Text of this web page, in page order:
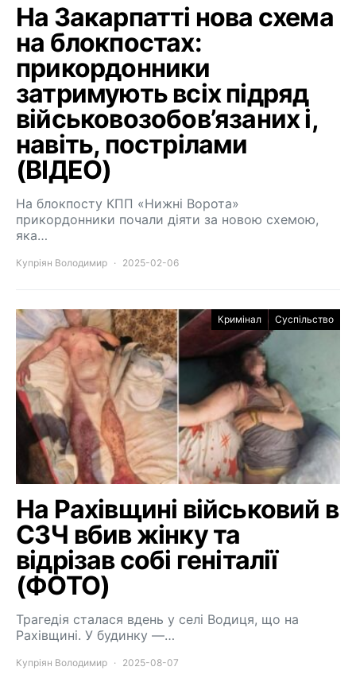
На Закарпатті нова схема
на блокпостах:
прикордонники
затримують всіх підряд
військовозобов’язаних і,
навіть, пострілами
(ВІДЕО)
На блокпосту КПП «Нижні Ворота»
прикордонники почали діяти за новою схемою,
яка…
Купріян Володимир 2025-02-06
Кримінал Суспільство
На Рахівщині військовий в
СЗЧ вбив жінку та
відрізав собі геніталії
(ФОТО)
Трагедія сталася вдень у селі Водиця, що на
Рахівщині. У будинку —…
Купріян Володимир 2025-08-07